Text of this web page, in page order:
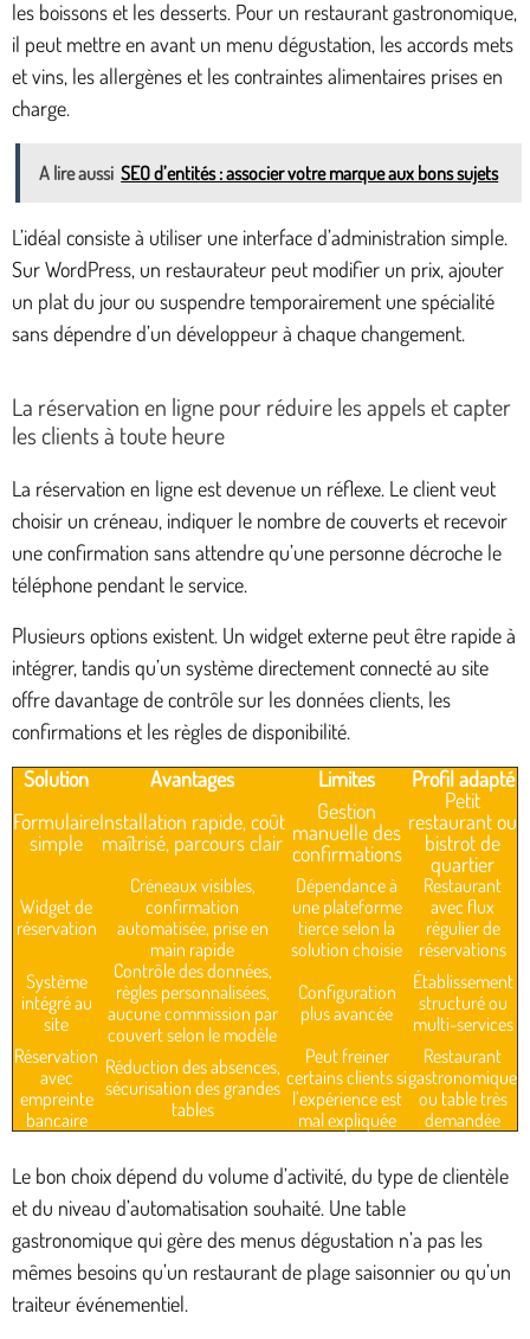
les boissons et les desserts. Pour un restaurant gastronomique,
il peut mettre en avant un menu dégustation, les accords mets
et vins, les allergènes et les contraintes alimentaires prises en
charge.
A lire aussi SEO d’entités : associer votre marque aux bons sujets
L’idéal consiste à utiliser une interface d’administration simple.
Sur WordPress, un restaurateur peut modifier un prix, ajouter
un plat du jour ou suspendre temporairement une spécialité
sans dépendre d’un développeur à chaque changement.
La réservation en ligne pour réduire les appels et capter
les clients à toute heure
La réservation en ligne est devenue un réflexe. Le client veut
choisir un créneau, indiquer le nombre de couverts et recevoir
une confirmation sans attendre qu’une personne décroche le
téléphone pendant le service.
Plusieurs options existent. Un widget externe peut être rapide à
intégrer, tandis qu’un système directement connecté au site
offre davantage de contrôle sur les données clients, les
confirmations et les règles de disponibilité.
Solution
Avantages Limites
Profil adapté
Formulaire
simple
Installation rapide, coût
maîtrisé, parcours clair
Gestion
manuelle des
confirmations
Petit
restaurant ou
bistrot de
quartier
Widget de
réservation
Créneaux visibles,
confirmation
automatisée, prise en
main rapide
Dépendance à
une plateforme
tierce selon la
solution choisie
Restaurant
avec flux
régulier de
réservations
Système
intégré au
site
Contrôle des données,
règles personnalisées,
aucune commission par
couvert selon le modèle
Configuration
plus avancée
Établissement
structuré ou
multi-services
Réservation
avec
empreinte
bancaire
Réduction des absences,
sécurisation des grandes
tables
Peut freiner
certains clients si
l’expérience est
mal expliquée
Restaurant
gastronomique
ou table très
demandée
Le bon choix dépend du volume d’activité, du type de clientèle
et du niveau d’automatisation souhaité. Une table
gastronomique qui gère des menus dégustation n’a pas les
mêmes besoins qu’un restaurant de plage saisonnier ou qu’un
traiteur événementiel.